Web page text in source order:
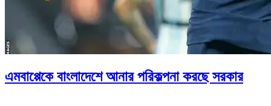
এমবাপ্পেকে বাংলাদেশে আনার পরিকল্পনা করছে সরকার